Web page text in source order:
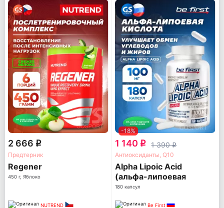
2 666 q
Предтерник
Regener
450 г, Яблоко
NUTREND
-18%
1 140 q 1 390q
Антиоксиданты, Q10
Alpha Lipoic Acid
(альфа-липоевая
кислота)
180 капсул
Be First